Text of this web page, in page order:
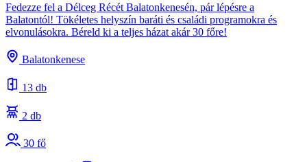
Fedezze fel a Délceg Récét Balatonkenesén, pár lépésre a
Balatontól! Tökéletes helyszín baráti és családi programokra és
elvonulásokra. Béreld ki a teljes házat akár 30 főre!
Balatonkenese
13 db
2 db
30 fő